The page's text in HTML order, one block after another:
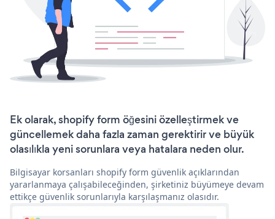
Ek olarak, shopify form öğesini özelleştirmek ve
güncellemek daha fazla zaman gerektirir ve büyük
olasılıkla yeni sorunlara veya hatalara neden olur.
Bilgisayar korsanları shopify form güvenlik açıklarından
yararlanmaya çalışabileceğinden, şirketiniz büyümeye devam
ettikçe güvenlik sorunlarıyla karşılaşmanız olasıdır.